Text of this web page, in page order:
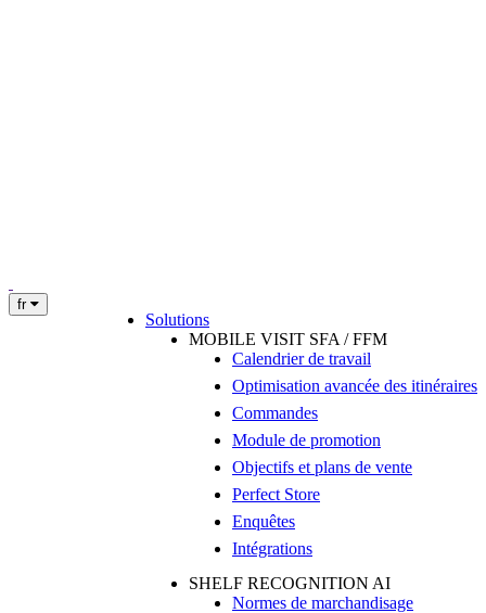
Solutions
MOBILE VISIT SFA / FFM
Calendrier de travail
Optimisation avancée des itinéraires
Commandes
Module de promotion
Objectifs et plans de vente
Perfect Store
Enquêtes
Intégrations
SHELF RECOGNITION AI
Normes de marchandisage
fr